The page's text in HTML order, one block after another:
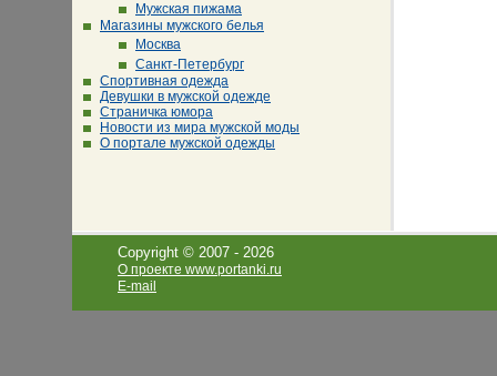
Мужская пижама
Магазины мужского белья
Москва
Санкт-Петербург
Спортивная одежда
Девушки в мужской одежде
Страничка юмора
Новости из мира мужской моды
О портале мужской одежды
Copyright © 2007 - 2026
О проекте www.portanki.ru
E-mail